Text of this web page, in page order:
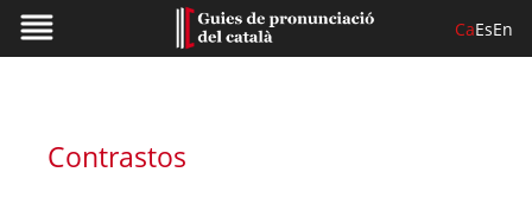
CaEsEn
Contrastos